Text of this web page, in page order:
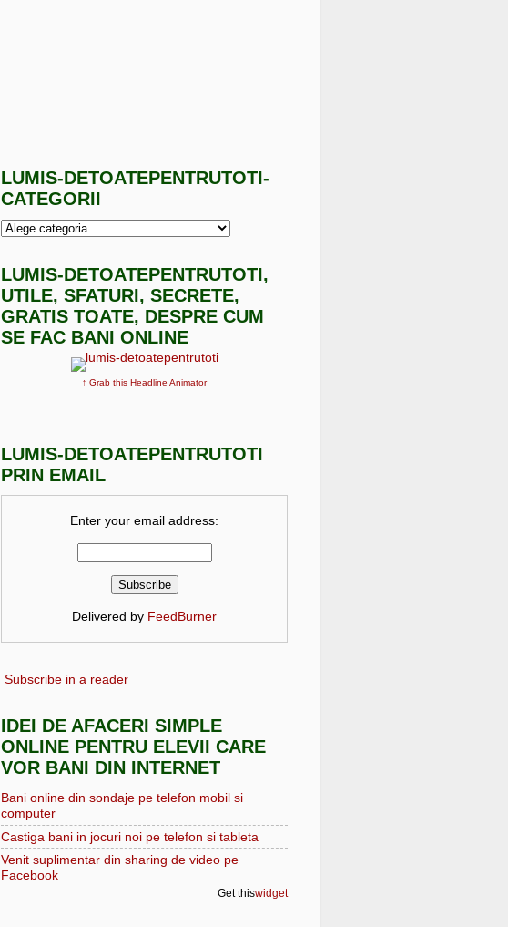
LUMIS-DETOATEPENTRUTOTI-
CATEGORII
LUMIS-DETOATEPENTRUTOTI,
UTILE, SFATURI, SECRETE,
GRATIS TOATE, DESPRE CUM
SE FAC BANI ONLINE
↑ Grab this Headline Animator
LUMIS-DETOATEPENTRUTOTI
PRIN EMAIL
Enter your email address:
Delivered by FeedBurner
Subscribe in a reader
IDEI DE AFACERI SIMPLE
ONLINE PENTRU ELEVII CARE
VOR BANI DIN INTERNET
Bani online din sondaje pe telefon mobil si
computer
Castiga bani in jocuri noi pe telefon si tableta
Venit suplimentar din sharing de video pe
Facebook
Get thiswidget